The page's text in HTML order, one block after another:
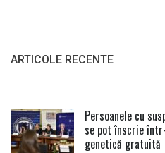
ARTICOLE RECENTE
Persoanele cu
se pot înscrie
genetică gratuită